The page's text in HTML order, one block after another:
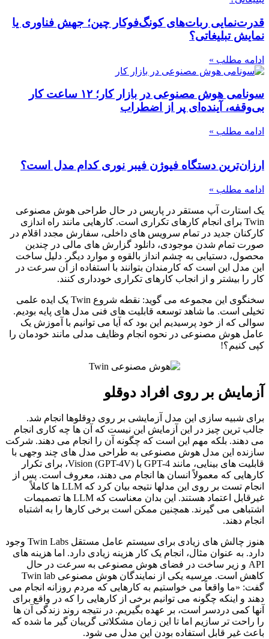
قدرت‌نمایی ربات‌های کونگ‌فوکار چین؛ جهش فناوری یا
نمایش تبلیغاتی؟
ادامه مطلب »
سونامی هوش مصنوعی در بازار کار؛ ۱۲ ساعت کار
بی‌وقفه، آینده‌ای پر از اضطراب
ادامه مطلب »
ارزان‌ترین دستگاه فیوژن فیبر نوری کدام مدل است؟
ادامه مطلب »
یک استارت‌ آپ مستقر در پاریس در حال طراحی هوش مصنوعی
Twin برای انجام کارهای تکراری است. کارهایی مانند راه‌ اندازی
کارکنان جدید در تمام سرویس‌ های داخلی، سفارش مجدد اقلام در
صورت تمام شدن موجودی، دانلود گزارش‌ های مالی در چندین
محصول، دستیابی به چشم انداز بالقوه و موارد دیگر. دلیل ساخت
این مدل این است که کارمندان بتوانند با استفاده از آن سرعت در
کار را بیشتر و از انجاب کارهای تکراری خودداری کنند.
سخنگوی این مجموعه می گوید: نقطه شروع Twin یک ایده علمی
تخیلی است. ما شاهد توسعه قابلیت های فنی مدل های پایه بودیم.
سوالی که از خود پرسیدیم این بود که آیا می‌ توانیم با آموزش یک
عامل هوش مصنوعی در نحوه انجام وظایف مدلی مانند خودمان را
کپی کنیم؟!
آزمایش بر روی افراد دوقلو
برای شبیه سازی این مدل آزمایشی بر روی دوقلوها انجام شد.
جالب‌ ترین چیز در این آزمایش این نیست که آن‌ ها چه کاری انجام
می‌ دهند. بلکه مهم این است که چگونه آن را انجام می‌ دهند. شرکت
سازنده این مدل هوش مصنوعی به طراحی مدل‌ های چند وجهی با
قابلیت‌ های بینایی، مانند GPT-4 با Vision (GPT-4V)، برای تکرار
کارهایی که معمولاً انسان‌ ها انجام می‌ دهند، معروف است. پس از
انجام تست بر روی این مدلها نتیجه بیان کرد که LLM ها کاملاً
غیرقابل اعتماد هستند. این بدان معناست که LLM ها تصمیمات
اشتباهی می گیرند. همچنین ممکن است برخی کارها را به اشتباه
انجام دهند.
هنوز چالش های زیادی برای سیستم عامل مستقل Twin Labs وجود
دارد. به عنوان مثال، انجام یک کار هزینه زیادی دارد. اما هزینه های
API و زیر ساخت در فضای هوش مصنوعی به سرعت در حال
کاهش است. مرسیه یکی از نمایندگان هوش مصنوعی Twin lab
گفت: «ما واقعاً می‌ خواستیم به کارهایی که مردم روزانه انجام می‌
دهند و اینکه چگونه می‌ توانیم برخی از کارهایی را که در واقع برای
آنها کمی دردسر است، بر عهده بگیریم. در نتیجه روند زندگی آن ها
را راحت تر سازیم اما تا این زمان مشکلاتی گریبان گیر ما شده که
باعث غیر قابل استفاده بودن این مدل می شود.